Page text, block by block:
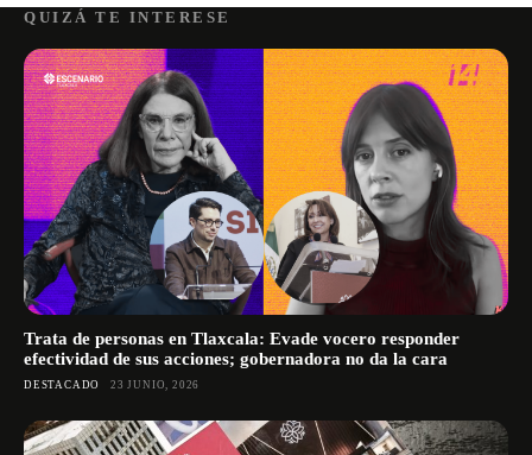
QUIZÁ TE INTERESE
Trata de personas en Tlaxcala: Evade vocero responder
efectividad de sus acciones; gobernadora no da la cara
DESTACADO 23 JUNIO, 2026